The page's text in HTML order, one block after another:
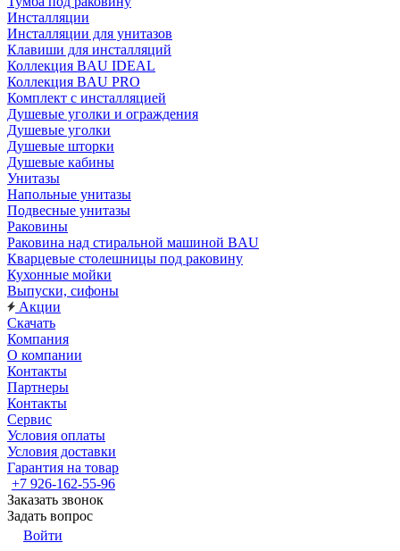
Инсталляции
Инсталляции для унитазов
Клавиши для инсталляций
Коллекция BAU IDEAL
Коллекция BAU PRO
Комплект с инсталляцией
Душевые уголки и ограждения
Душевые уголки
Душевые шторки
Душевые кабины
Унитазы
Напольные унитазы
Подвесные унитазы
Раковины
Раковина над стиральной машиной BAU
Кварцевые столешницы под раковину
Кухонные мойки
Выпуски, сифоны
Акции
Скачать
Компания
О компании
Контакты
Партнеры
Контакты
Сервис
Условия оплаты
Условия доставки
Гарантия на товар
+7 926-162-55-96
Заказать звонок
Задать вопрос
Войти